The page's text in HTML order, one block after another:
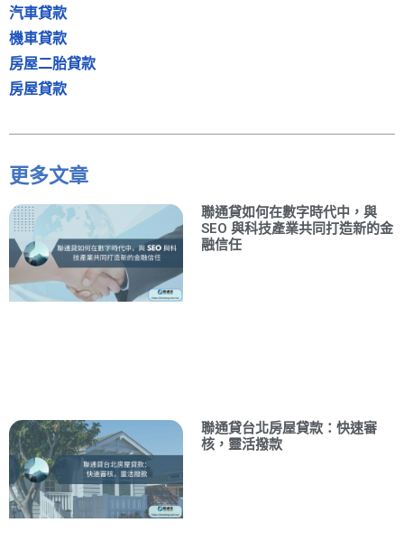
汽車貸款
機車貸款
房屋二胎貸款
房屋貸款
更多文章
聯通貸如何在數字時代中，與
SEO 與科技產業共同打造新的金
融信任
聯通貸台北房屋貸款：快速審
核，靈活撥款